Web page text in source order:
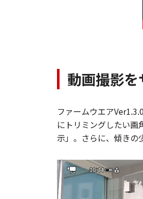
動画撮影
ファームウエア
にトリミングしたい
示」。さらに、傾きの